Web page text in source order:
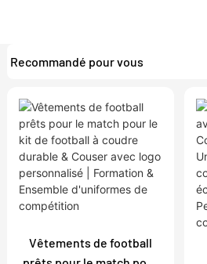
Recommandé pour vous
Vêtements de football